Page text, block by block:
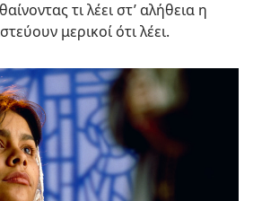
τι λέει στ’ αλήθεια η
μερικοί ότι λέει.